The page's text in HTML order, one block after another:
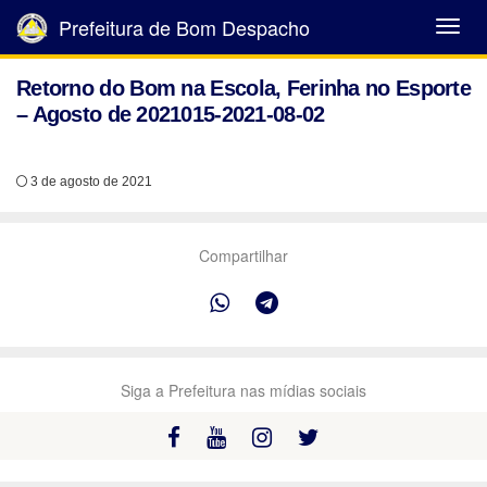
Abrir
Menu
Prefeitura de Bom Despacho
Retorno do Bom na Escola, Ferinha no Esporte
– Agosto de 2021015-2021-08-02
3 de agosto de 2021
Compartilhar
Siga a Prefeitura nas mídias sociais